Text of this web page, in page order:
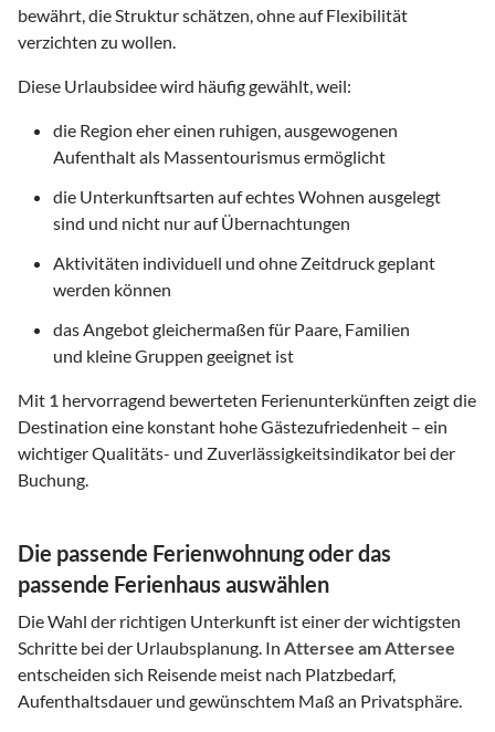
bewährt, die Struktur schätzen, ohne auf Flexibilität
verzichten zu wollen.
Diese Urlaubsidee wird häufig gewählt, weil:
die Region eher einen ruhigen, ausgewogenen
Aufenthalt als Massentourismus ermöglicht
die Unterkunftsarten auf echtes Wohnen ausgelegt
sind und nicht nur auf Übernachtungen
Aktivitäten individuell und ohne Zeitdruck geplant
werden können
das Angebot gleichermaßen für Paare, Familien
und kleine Gruppen geeignet ist
Mit 1 hervorragend bewerteten Ferienunterkünften zeigt die
Destination eine konstant hohe Gästezufriedenheit – ein
wichtiger Qualitäts- und Zuverlässigkeitsindikator bei der
Buchung.
Die passende Ferienwohnung oder das
passende Ferienhaus auswählen
Die Wahl der richtigen Unterkunft ist einer der wichtigsten
Schritte bei der Urlaubsplanung. In Attersee am Attersee
entscheiden sich Reisende meist nach Platzbedarf,
Aufenthaltsdauer und gewünschtem Maß an Privatsphäre.